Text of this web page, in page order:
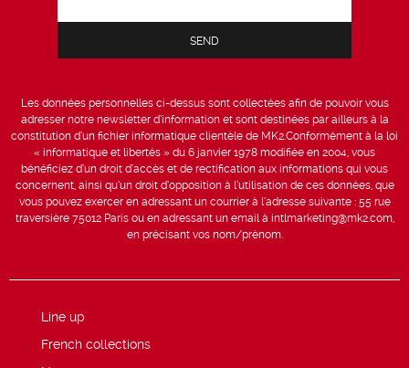
Les données personnelles ci-dessus sont collectées afin de pouvoir vous
adresser notre newsletter d’information et sont destinées par ailleurs à la
constitution d’un fichier informatique clientèle de MK2.Conformément à la loi
« informatique et libertés » du 6 janvier 1978 modifiée en 2004, vous
bénéficiez d’un droit d’accès et de rectification aux informations qui vous
concernent, ainsi qu’un droit d’opposition à l’utilisation de ces données, que
vous pouvez exercer en adressant un courrier à l’adresse suivante : 55 rue
traversière 75012 Paris ou en adressant un email à intlmarketing@mk2.com,
en précisant vos nom/prénom.
Line up
French collections